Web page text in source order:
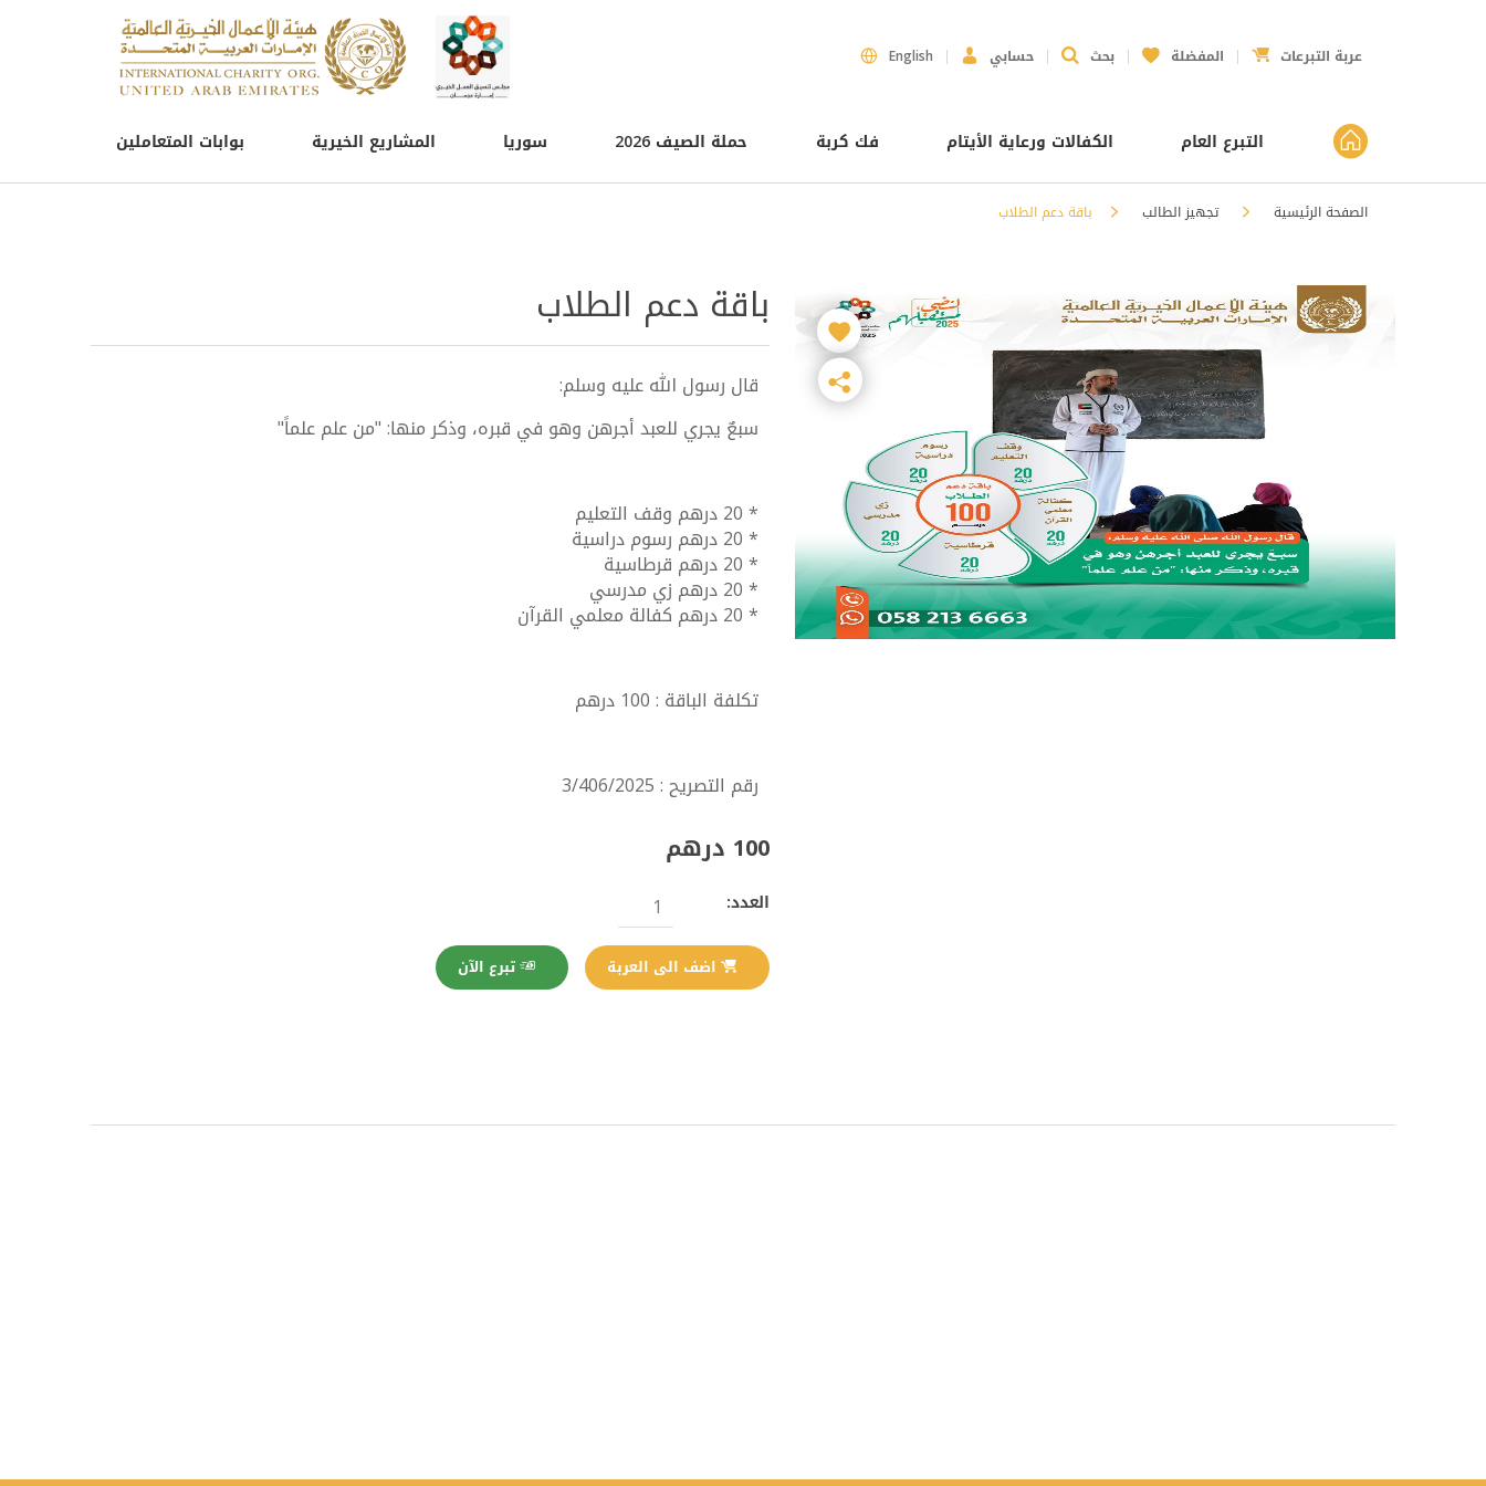
English حسابي بحث المفضلة عربة التبرعات
التبرع العام الكفالات ورعاية الأيتام فك كربة حملة الصيف 2026 سوريا المشاريع الخيرية
الصفحة الرئيسية تجهيز الطالب باقة دعم الطلاب
باقة دعم الطلاب
قال رسول الله عليه وسلم:
سبعٌ يجري للعبد أجرهن وهو في قبره، وذكر منها: "من علم علماً"
* 20 درهم وقف التعليم
* 20 درهم رسوم دراسية
* 20 درهم قرطاسية
* 20 درهم زي مدرسي
* 20 درهم كفالة معلمي القرآن
تكلفة الباقة : 100 درهم
رقم التصريح : 3/406/2025
100 درهم
العدد:
تبرع الآن